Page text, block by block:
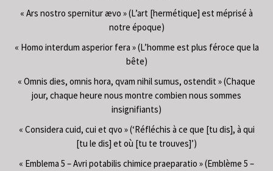
« Ars nostro spernitur ævo » (L’art [hermétique] est méprisé à
notre époque)
« Homo interdum asperior fera » (L’homme est plus féroce que la
bête)
« Omnis dies, omnis hora, qvam nihil sumus, ostendit » (Chaque
jour, chaque heure nous montre combien nous sommes
insignifiants)
« Considera cuid, cui et qvo » (‘Réfléchis à ce que [tu dis], à qui
[tu le dis] et où [tu te trouves]’)
« Emblema 5 – Avri potabilis chimice praeparatio » (Emblème 5 –